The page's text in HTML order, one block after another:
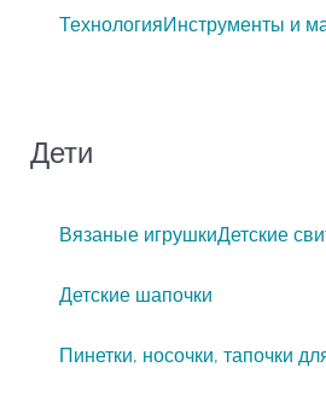
ТехнологияИнструменты и
Дети
Вязаные игрушкиДетские
Детские шапочки
Пинетки, носочки, тапочки